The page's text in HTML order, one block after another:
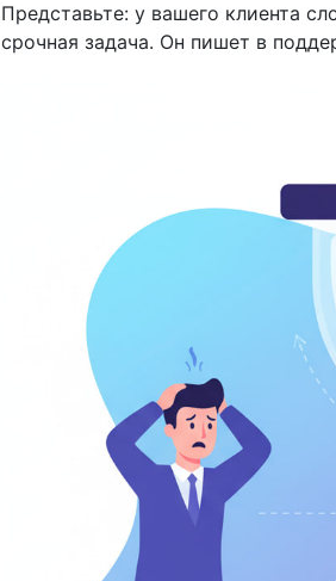
Представьте: у вашего клиента
срочная задача. Он пишет в